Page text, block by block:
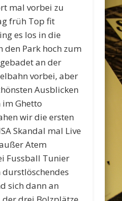
mal vorbei zu
früh Top fit
es los in die
den Park hoch zum
an der
vorbei, aber
Ausblicken
im Ghetto
wir die ersten
Skandal mal Live
Atem
Fussball Tunier
sich dann an